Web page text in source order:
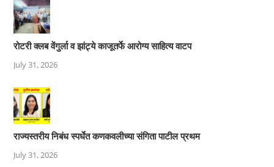
रोटरी क्लब वेंगुर्ला व झांट्ये काजूतर्फे आरोग्य साहित्य वाटप
July 31, 2026
राज्यस्तरीय निबंध स्पर्धेत कणकवलीच्या संगिता पाटील प्रथम
July 31, 2026